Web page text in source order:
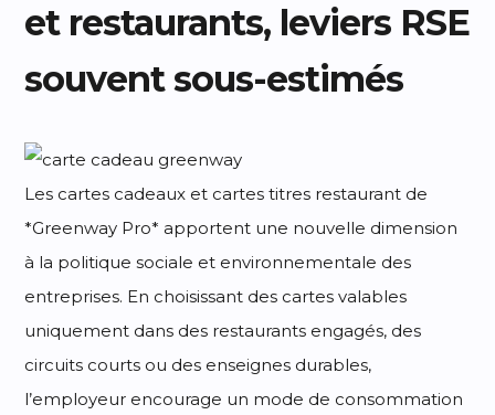
et restaurants, leviers RSE
souvent sous-estimés
Les cartes cadeaux et cartes titres restaurant de
*Greenway Pro* apportent une nouvelle dimension
à la politique sociale et environnementale des
entreprises. En choisissant des cartes valables
uniquement dans des restaurants engagés, des
circuits courts ou des enseignes durables,
l’employeur encourage un mode de consommation